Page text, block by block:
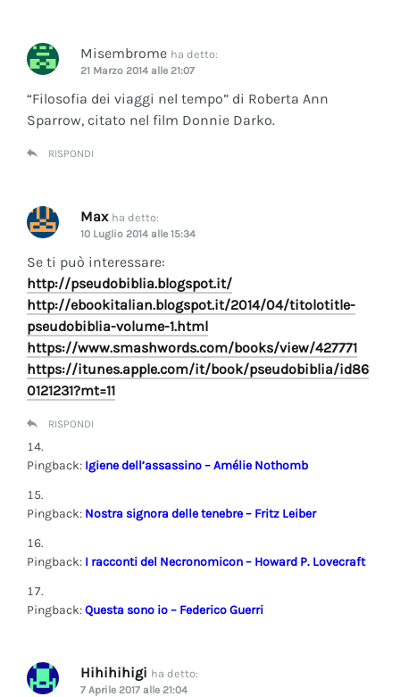
Misembrome ha detto:
21 Marzo 2014 alle 21:07
“Filosofia dei viaggi nel tempo” di Roberta Ann
Sparrow, citato nel film Donnie Darko.
RISPONDI
Max ha detto:
10 Luglio 2014 alle 15:34
Se ti può interessare:
http://pseudobiblia.blogspot.it/
http://ebookitalian.blogspot.it/2014/04/titolotitle-
pseudobiblia-volume-1.html
https://www.smashwords.com/books/view/427771
https://itunes.apple.com/it/book/pseudobiblia/id86
0121231?mt=11
RISPONDI
Pingback: Igiene dell’assassino – Amélie Nothomb
Pingback: Nostra signora delle tenebre – Fritz Leiber
Pingback: I racconti del Necronomicon – Howard P. Lovecraft
Pingback:Questa sono io – Federico Guerri
Hihihihigi ha detto:
7 Aprile 2017 alle 21:04